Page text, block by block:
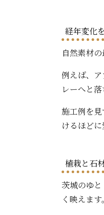
経年変化
自然素材
例えば、
レーへと
施工例を
けるほど
植栽と石
茨城のゆ
く映えます。